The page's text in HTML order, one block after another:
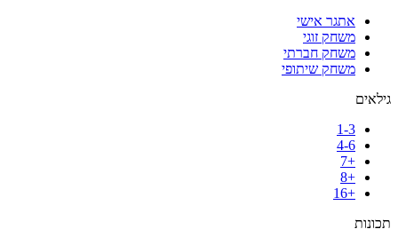
אתגר אישי
משחק זוגי
משחק חברתי
משחק שיתופי
גילאים
1-3
4-6
+7
+8
+16
תכונות